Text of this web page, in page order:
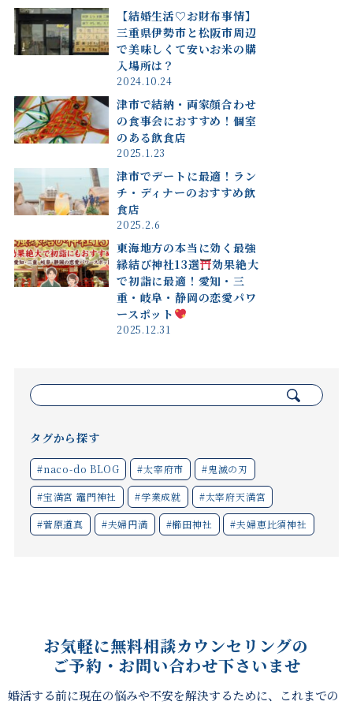
【結婚生活♡お財布事情】
三重県伊勢市と松阪市周辺
で美味しくて安いお米の購
入場所は？
2024.10.24
津市で結納・両家顔合わせ
の食事会におすすめ！個室
のある飲食店
2025.1.23
津市でデートに最適！ラン
チ・ディナーのおすすめ飲
食店
2025.2.6
東海地方の本当に効く最強
縁結び神社13選
効果絶大
で初詣に最適！愛知・三
重・岐阜・静岡の恋愛パワ
ースポット
2025.12.31
索:
タグから探す
#naco-do BLOG #太宰府市 #鬼滅の刃
#宝満宮 竈門神社 #学業成就 #太宰府天満宮
#菅原道真 #夫婦円満 #櫛田神社 #夫婦恵比須神社
お気軽に無料相談カウンセリングの
ご予約・お問い合わせ下さいませ
婚活する前に現在の悩みや不安を解決するために、これまでの